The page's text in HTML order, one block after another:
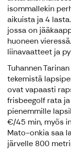
isommallekin
aikuista ja 4
jossa on
huoneen
liinavaatteet ja
Tuhannen
tekemistä
ovat vapaasti
frisbeegolf rata
pienemmille
€/45 min, myös
Mato-onkia saa
järvelle 800